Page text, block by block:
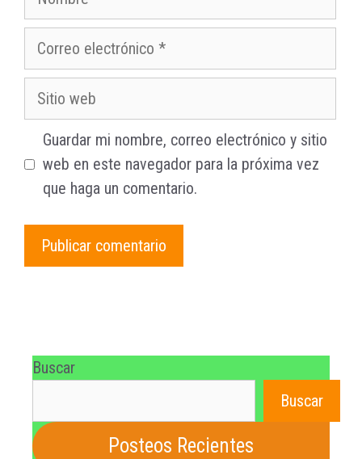
Correo
Sitio
Guardar mi nombre, correo electrónico y sitio
web en este navegador para la próxima vez
que haga un comentario.
Buscar
Buscar
Posteos Recientes